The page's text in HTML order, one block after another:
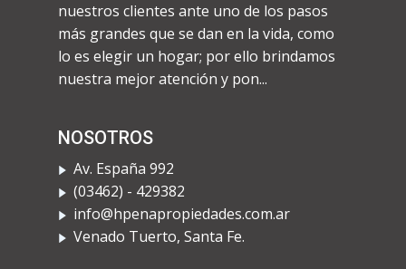
nuestros clientes ante uno de los pasos
más grandes que se dan en la vida, como
lo es elegir un hogar; por ello brindamos
nuestra mejor atención y pon...
NOSOTROS
Av. España 992
​(03462) - 429382
info@hpenapropiedades.com.ar
​Venado Tuerto, Santa Fe.